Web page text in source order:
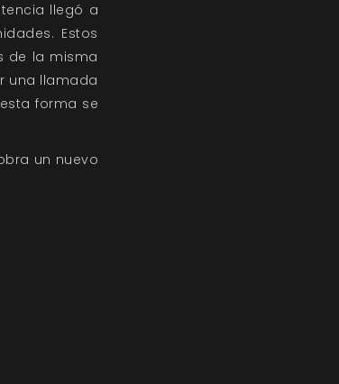
llegó a
Estos
de la misma
una llamada
forma se
un nuevo